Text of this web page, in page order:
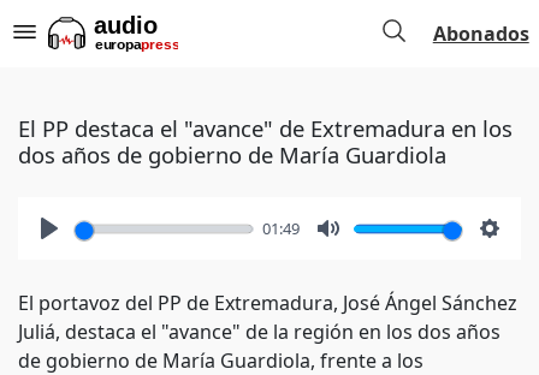
Abonados
El PP destaca el "avance" de Extremadura en los
dos años de gobierno de María Guardiola
01:49
El portavoz del PP de Extremadura, José Ángel Sánchez
Juliá, destaca el "avance" de la región en los dos años
de gobierno de María Guardiola, frente a los